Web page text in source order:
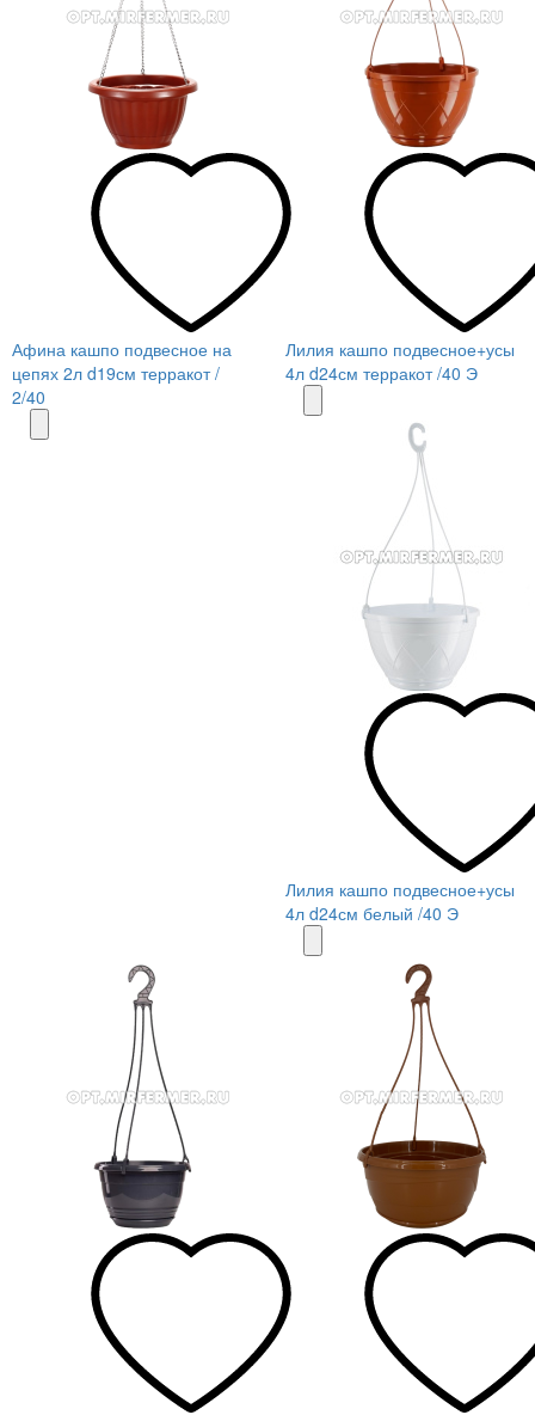
Афина кашпо подвесное на
цепях 2л d19см терракот /
2/40
Лилия кашпо подвесное+усы
4л d24см терракот /40 Э
Лилия кашпо подвесное+усы
4л d24см белый /40 Э